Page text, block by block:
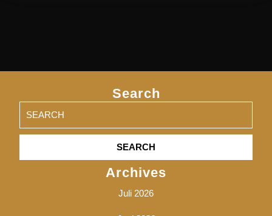
Search
for:
Archives
Juli 2026